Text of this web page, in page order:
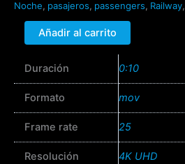
Noche, pasajeros, passengers, Railway,
Añadir al carrito
Duración 0:10
Formato mov
Frame rate 25
Resolución 4K UHD